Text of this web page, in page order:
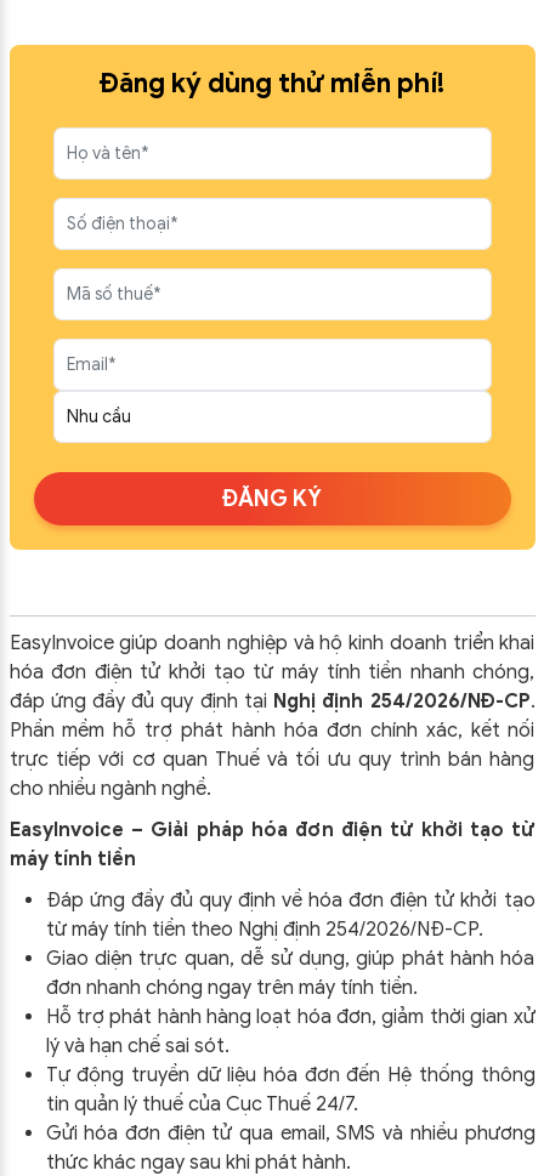
Đăng ký dùng thử miễn phí!
ĐĂNG KÝ
EasyInvoice giúp doanh nghiệp và hộ kinh doanh triển khai
hóa đơn điện tử khởi tạo từ máy tính tiền nhanh chóng,
đáp ứng đầy đủ quy định tại Nghị định 254/2026/NĐ-CP.
Phần mềm hỗ trợ phát hành hóa đơn chính xác, kết nối
trực tiếp với cơ quan Thuế và tối ưu quy trình bán hàng
cho nhiều ngành nghề.
EasyInvoice – Giải pháp hóa đơn điện tử khởi tạo từ
máy tính tiền
Đáp ứng đầy đủ quy định về hóa đơn điện tử khởi tạo
từ máy tính tiền theo Nghị định 254/2026/NĐ-CP.
Giao diện trực quan, dễ sử dụng, giúp phát hành hóa
đơn nhanh chóng ngay trên máy tính tiền.
Hỗ trợ phát hành hàng loạt hóa đơn, giảm thời gian xử
lý và hạn chế sai sót.
Tự động truyền dữ liệu hóa đơn đến Hệ thống thông
tin quản lý thuế của Cục Thuế 24/7.
Gửi hóa đơn điện tử qua email, SMS và nhiều phương
thức khác ngay sau khi phát hành.